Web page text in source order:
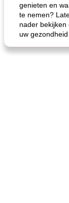
genieten en
te nemen?
nader
uw